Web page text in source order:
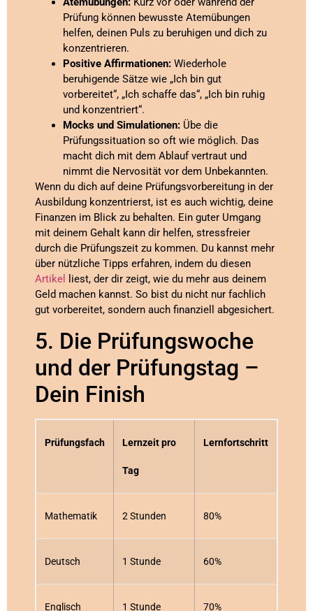
Prüfung können bewusste Atemübungen
helfen, deinen Puls zu beruhigen und dich zu
konzentrieren.
Positive Affirmationen: Wiederhole
beruhigende Sätze wie „Ich bin gut
vorbereitet“, „Ich schaffe das“, „Ich bin ruhig
und konzentriert“.
Mocks und Simulationen: Übe die
Prüfungssituation so oft wie möglich. Das
macht dich mit dem Ablauf vertraut und
nimmt die Nervosität vor dem Unbekannten.
Wenn du dich auf deine Prüfungsvorbereitung in der
Ausbildung konzentrierst, ist es auch wichtig, deine
Finanzen im Blick zu behalten. Ein guter Umgang
mit deinem Gehalt kann dir helfen, stressfreier
durch die Prüfungszeit zu kommen. Du kannst mehr
über nützliche Tipps erfahren, indem du diesen
Artikel
liest, der dir zeigt, wie du mehr aus deinem
Geld machen kannst. So bist du nicht nur fachlich
gut vorbereitet, sondern auch finanziell abgesichert.
5. Die Prüfungswoche
und der Prüfungstag –
Dein Finish
Prüfungsfach Lernzeit pro
Tag
Lernfortschritt
Mathematik 2 Stunden 80%
Deutsch 1 Stunde 60%
Englisch 1 Stunde 70%